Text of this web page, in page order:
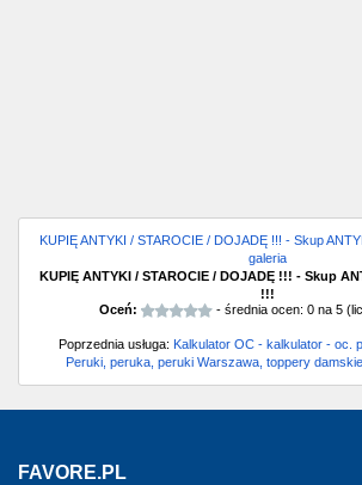
KUPIĘ ANTYKI / STAROCIE / DOJADĘ !!! - Skup
galeria
KUPIĘ ANTYKI / STAROCIE / DOJADĘ !!! - Skup
!!!
Oceń:
- średnia ocen: 0 na 5
Poprzednia usługa: Kalkulator OC - kalkulator - oc.
Peruki, peruka, peruki Warszawa, toppery
FAVORE.PL